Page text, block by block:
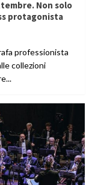
Non solo
protagonista
professionista
collezioni